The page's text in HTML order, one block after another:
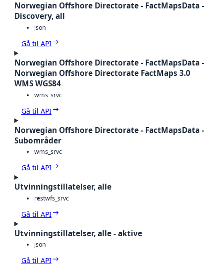
Norwegian Offshore Directorate - FactMapsData -
Discovery, all
json
Gå til API
Norwegian Offshore Directorate - FactMapsData -
Norwegian Offshore Directorate FactMaps 3.0
WMS WGS84
wms_srvc
Gå til API
Norwegian Offshore Directorate - FactMapsData -
Subområder
wms_srvc
Gå til API
Utvinningstillatelser, alle
restwfs_srvc
Gå til API
Utvinningstillatelser, alle - aktive
json
Gå til API